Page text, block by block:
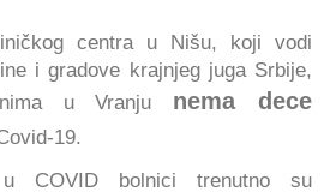
centra u Nišu, koji vodi
i gradove krajnjeg juga Srbije,
u Vranju nema dece
19.
COVID bolnici trenutno su